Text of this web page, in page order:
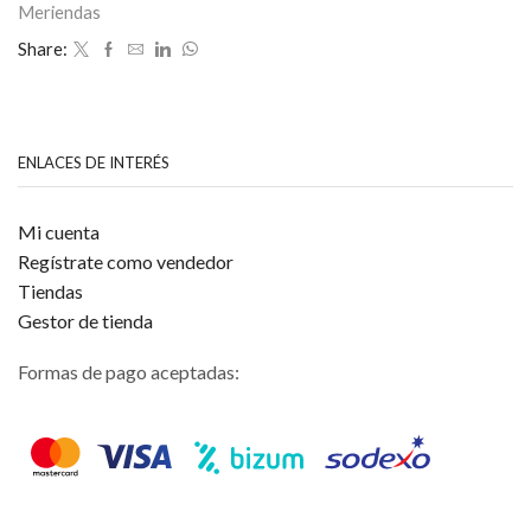
Meriendas
Share:
ENLACES DE INTERÉS
Mi cuenta
Regístrate como vendedor
Tiendas
Gestor de tienda
Formas de pago aceptadas: